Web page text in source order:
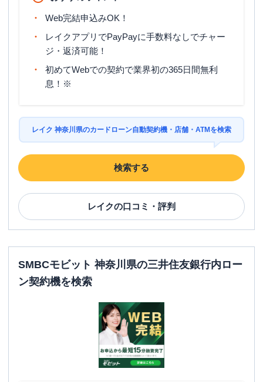
Web完結申込みOK！
レイクアプリでPayPayに手数料なしでチャー
ジ・返済可能！
初めてWebでの契約で業界初の365日間無利
息！※
レイク 神奈川県のカードローン自動契約機・店舗・ATMを検索
検索する
レイクの口コミ・評判
SMBCモビット 神奈川県の三井住友銀行内ロー
ン契約機を検索